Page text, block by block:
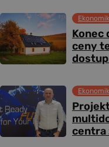
Konec
ceny
centra